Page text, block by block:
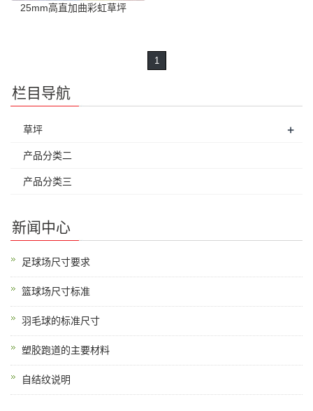
25mm高直加曲彩虹草坪
1
栏目导航
草坪 +
产品分类二
产品分类三
新闻中心
足球场尺寸要求
篮球场尺寸标准
羽毛球的标准尺寸
塑胶跑道的主要材料
自结纹说明